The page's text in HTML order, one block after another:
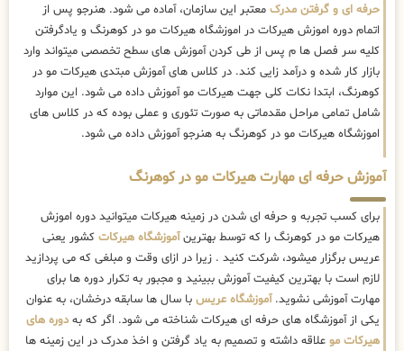
حرفه ای و گرفتن مدرک معتبر این سازمان، آماده می شود. هنرجو پس از
اتمام دوره اموزش هیرکات در اموزشگاه هیرکات مو در کوهرنگ و یادگرفتن
کلیه سر فصل ها م پس از طی کردن آموزش های سطح تخصصی میتواند وارد
بازار کار شده و درآمد زایی کند. در کلاس های آموزش مبتدی هیرکات مو در
کوهرنگ، ابتدا نکات کلی جهت هیرکات مو آموزش داده می شود. این موارد
شامل تمامی مراحل مقدماتی به صورت تئوری و عملی بوده که در کلاس های
اموزشگاه هیرکات مو در کوهرنگ به هنرجو آموزش داده می شود.
آموزش حرفه ای مهارت هیرکات مو در کوهرنگ
برای کسب تجربه و حرفه ای شدن در زمینه هیرکات میتوانید دوره اموزش
هیرکات مو در کوهرنگ را که توسط بهترینآموزشگاه هیرکات کشور یعنی
عریس برگزار میشود، شرکت کنید . زیرا در ازای وقت و مبلغی که می پردازید
لازم است با بهترین کیفیت آموزش ببینید و مجبور به تکرار دوره ها برای
مهارت آموزشی نشوید.آموزشگاه عریس با سال ها سابقه درخشان، به عنوان
یکی از آموزشگاه های حرفه ای هیرکات شناخته می شود. اگر که بهدوره های
هیرکات مو علاقه داشته و تصمیم به یاد گرفتن و اخذ مدرک در این زمینه ها